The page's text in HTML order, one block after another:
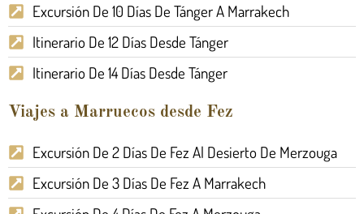
Excursión De 10 Días De Tánger A Marrakech
Itinerario De 12 Días Desde Tánger
Itinerario De 14 Días Desde Tánger
Viajes a Marruecos desde Fez
Excursión De 2 Días De Fez Al Desierto De Merzouga
Excursión De 3 Días De Fez A Marrakech